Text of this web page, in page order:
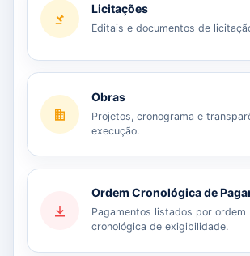
Licitações
Editais e documentos de
Obras
Projetos, cronograma e
execução.
Ordem Cronológica de
Pagamentos listados por ordem
cronológica de exigibilidade.